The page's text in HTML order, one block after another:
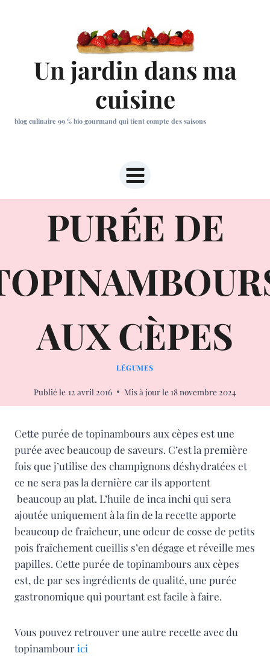
Un jardin dans ma
cuisine
blog culinaire 99 % bio gourmand qui tient compte des saisons
PURÉE DE
AUX CÈPES
LÉGUMES
Publié le 12 avril 2016 Mis à jour le 18 novembre 2024
Cette purée de topinambours aux cèpes est une
purée avec beaucoup de saveurs. C’est la première
fois que j’utilise des champignons déshydratées et
ce ne sera pas la dernière car ils apportent
beaucoup au plat. L’huile de inca inchi qui sera
ajoutée uniquement à la fin de la recette apporte
beaucoup de fraîcheur, une odeur de cosse de petits
pois fraîchement cueillis s’en dégage et réveille mes
papilles. Cette purée de topinambours aux cèpes
est, de par ses ingrédients de qualité, une purée
gastronomique qui pourtant est facile à faire.
Vous pouvez retrouver une autre recette avec du
topinambourici